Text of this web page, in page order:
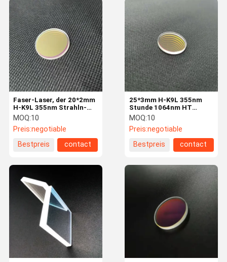
Faser-Laser, der 20*2mm
H-K9L 355nm Strahln-
Kombinator markiert
MOQ:10
Preis:negotiable
Bestpreis
contact
25*3mm H-K9L 355nm
Stunde 1064nm HT
Laser-Optik-Linse
MOQ:10
Preis:negotiable
Bestpreis
contact